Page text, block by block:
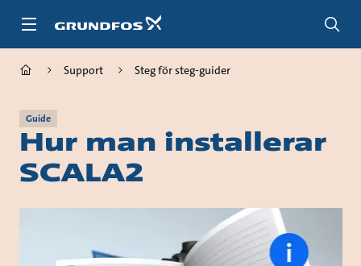
Support Steg för steg-guider
Guide
Hur man installerar
SCALA2